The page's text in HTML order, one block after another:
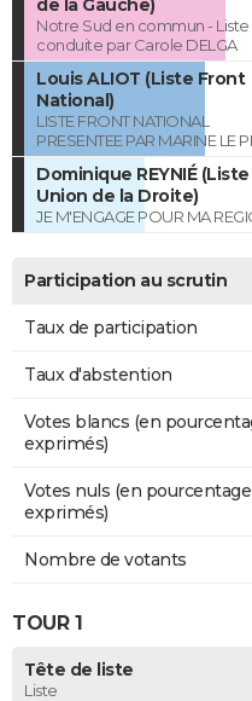
de la Gauche)
Notre Sud en commun - Liste
conduite par Carole DELGA
Louis ALIOT (Liste Front
National)
LISTE FRONT NATIONAL
PRESENTEE PAR MARINE LE
Dominique REYNIÉ (Liste
Union de la Droite)
JE M'ENGAGE POUR MA
Participation au scrutin
Taux de participation
Taux d'abstention
Votes blancs (en
exprimés)
Votes nuls (en
exprimés)
Nombre de votants
TOUR 1
Tête de liste
Liste